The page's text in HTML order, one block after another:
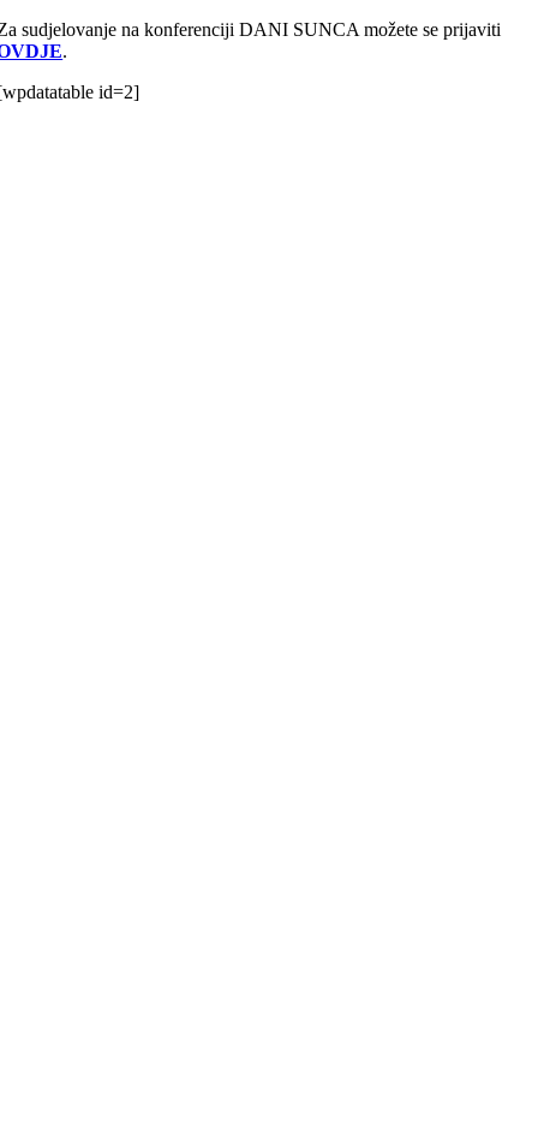
sudjelovanje na konferenciji DANI SUNCA možete se prijaviti
.
id=2]